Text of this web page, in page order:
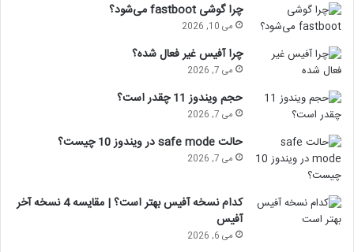
چرا گوشی fastboot می‌شود؟
می 10, 2026
چرا آفیس غیر فعال شده؟
می 7, 2026
حجم ویندوز 11 چقدر است؟
می 7, 2026
حالت safe mode در ویندوز 10 چیست؟
می 7, 2026
کدام نسخه آفیس بهتر است؟ | مقایسه 4 نسخه آخر
آفیس
می 6, 2026